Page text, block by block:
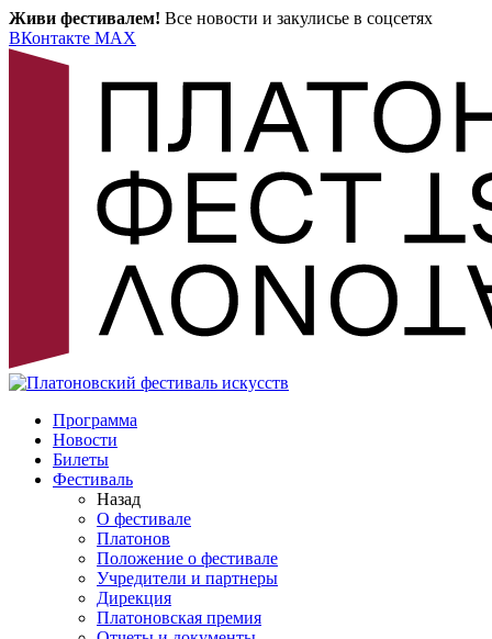
Живи фестивалем! Все новости и закулисье в соцсетях
ВКонтакте MAX
Программа
Новости
Билеты
Фестиваль
Назад
О фестивале
Платонов
Положение о фестивале
Учредители и партнеры
Дирекция
Платоновская премия